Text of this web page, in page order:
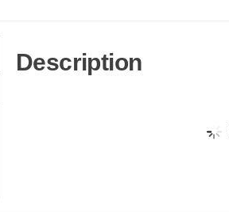
Description